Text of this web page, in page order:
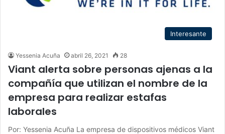
Interesante
Yessenia Acuña abril 26, 2021 28
Viant alerta sobre personas ajenas a la
compañía que utilizan el nombre de la
empresa para realizar estafas
laborales
Por: Yessenia Acuña La empresa de dispositivos médicos Viant